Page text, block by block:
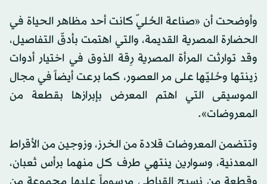
وأوضحت أن «صناعة الحُليّ كانت أحد مظاهر الحياة في
الحضارة المصرية القديمة، والتي اهتمت بأدقّ التفاصيل،
وقد توارثت المرأة المصرية رِقة الذوق في اختيار أدوات
زينتها وحُليّها على مر العصور، كما برعت أيضاً في مجال
الموسيقى التي اهتم المعرض بإبرازها بقطعة من
المعروضات».
وتتضمن المعروضات قلادة من الخرز، وزوجين من الأقراط
المعدنية، وسوارين ينتهي طرف كل منهما برأس ثعبان،